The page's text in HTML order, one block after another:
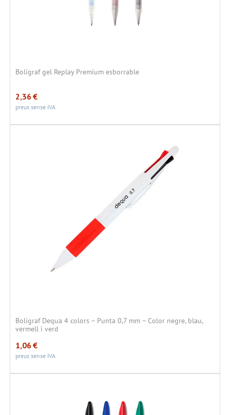
Bolígraf gel Replay Premium esborrable
2,36€
preus sense IVA
Bolígraf Dequa 4 colors – Punta 0,7 mm – Color negre, blau,
vermell i verd
1,06€
preus sense IVA